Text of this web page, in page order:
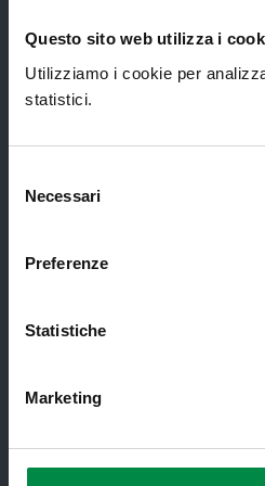
Questo sito web utilizza i
Utilizziamo i cookie per
statistici.
delNecessari
Preferenze
Statistiche
Marketing
Consultorio Familiare
Direzione Assistenza
Finanziamenti
Lauree Professioni Sanitarie
Medici e Pediatri di Famiglia
Punto Unico di Accesso
Ritiro Referti
Screening oncologici
SPID - Sistema Pubblico di
Digitale